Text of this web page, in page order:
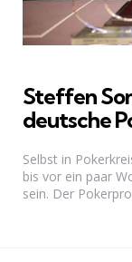
Steffen
deutsche
Selbst in
bis vor ein paar
sein. Der